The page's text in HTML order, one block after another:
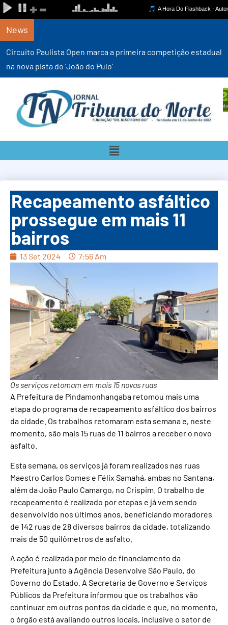
News
Circuito Paulista Open marca a primeira competição estadual
na nova pista do ‘João do Pulo’
Recapeamento asfáltico
prossegue em mais 11
bairros
13 Set 2024 7:56 Am
Os serviços retomam em mais 15 novas ruas
A Prefeitura de Pindamonhangaba retomou mais uma
etapa do programa de recapeamento asfáltico dos bairros
da cidade. Os trabalhos retomaram esta semana e, neste
momento, são mais 15 ruas de 11 bairros a receber o novo
asfalto.
Esta semana, os serviços já foram realizados nas ruas
Maestro Carlos Gomes e Félix Samahá, ambas no Santana,
além da João Paulo Camargo, no Crispim. O trabalho de
recapeamento é realizado por etapas e já vem sendo
desenvolvido nos últimos anos, beneficiando moradores
de 142 ruas de 28 diversos bairros da cidade, totalizando
mais de 50 quilômetros de asfalto.
A ação é realizada por meio de financiamento da
Prefeitura junto à Agência Desenvolve São Paulo, do
Governo do Estado. A Secretaria de Governo e Serviços
Públicos da Prefeitura informou que os trabalhos vão
continuar em outros pontos da cidade e que, no momento,
o órgão está avaliando outros locais, inclusive o setor de